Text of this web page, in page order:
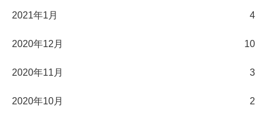
2021年1月 4
2020年12月 10
2020年11月 3
2020年10月 2